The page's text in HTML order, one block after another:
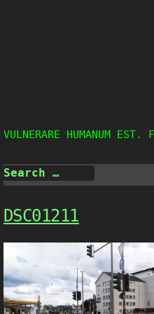
VULNERARE HUMANUM EST.
DSC01211